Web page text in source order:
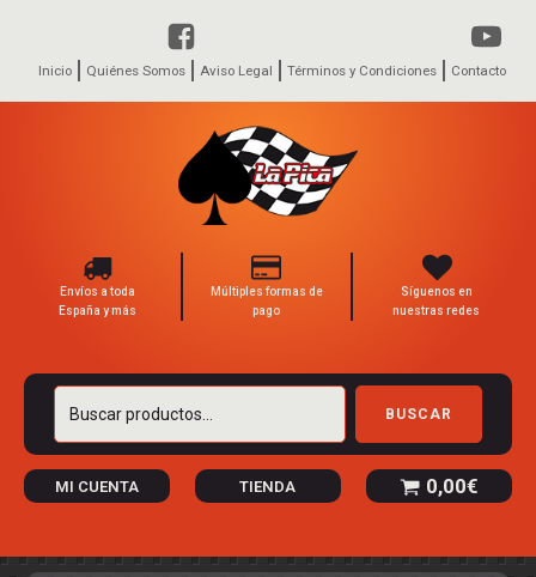
Inicio Quiénes Somos Aviso Legal Términos y Condiciones Contacto
Envíos a toda
España y más
Múltiples formas de
pago
Síguenos en
nuestras redes
Buscar
BUSCAR
MI CUENTA TIENDA 0,00€